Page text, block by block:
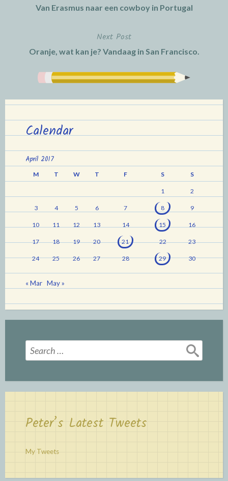
Van Erasmus naar een cowboy in Portugal
Next Post
Oranje, wat kan je? Vandaag in San Francisco.
Calendar
April 2017
M T W T F S S
1 2
3 4 5 6 7 8 9
10 11 12 13 14 15 16
17 18 19 20 21 22 23
24 25 26 27 28 29 30
« Mar May »
Search
for:
Peter’s Latest Tweets
My Tweets